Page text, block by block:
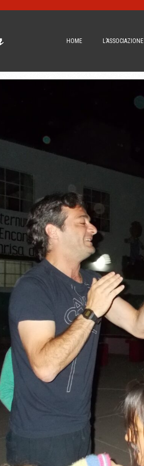
HOME L’ASSOCIAZIONE